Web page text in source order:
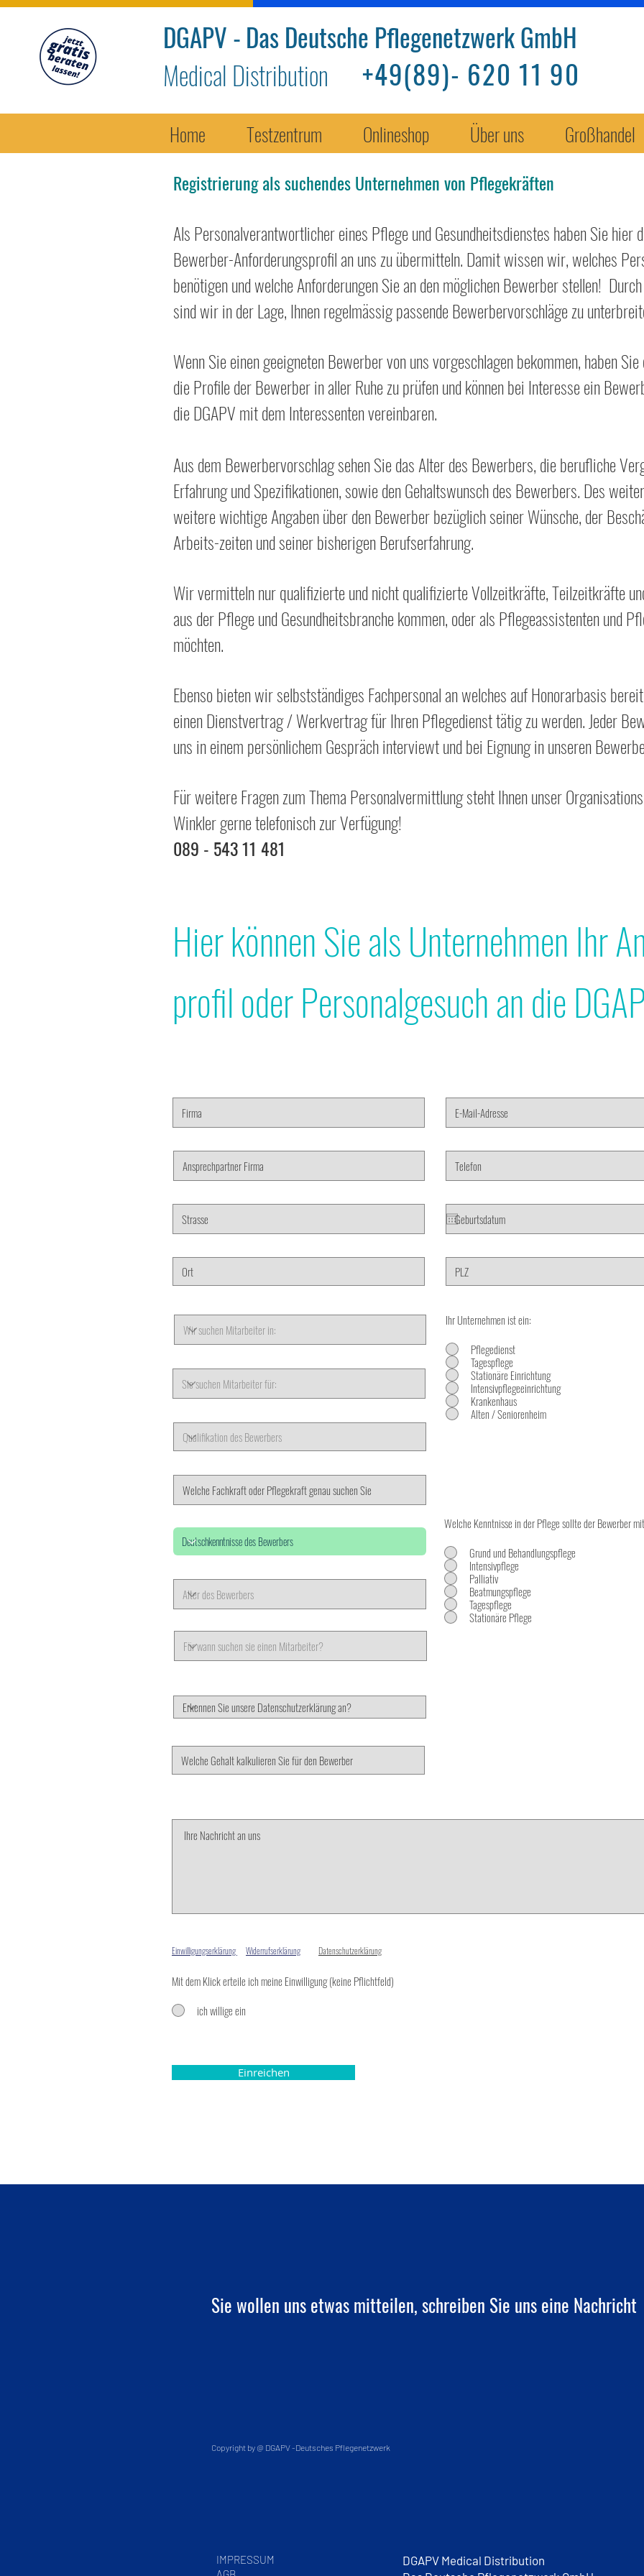
DGAPV -Das Deutsche Pflegenetzwerk GmbH
Medical Distribution
+49(89)- 620 11 90
Home Testzentrum Onlineshop Über uns Großhandel
Registrierung als suchendes Unternehmen von Pflegekräften
Als Personalverantwortlicher eines Pflege und Gesundheitsdienstes haben Sie hier
Bewerber-Anforderungsprofil an uns zu übermitteln. Damit wissen wir, welches
benötigen und welche Anforderungen Sie an den möglichen Bewerber stellen!
sind wir in der Lage,Ihnenregelmässig passende Bewerbervorschläge zu
Wenn Sie einen geeigneten Bewerber von uns vorgeschlagen bekommen, haben
die Profile der Bewerber in aller Ruhe zu prüfen und können bei Interesse ein
die DGAPV mit demInteressentenvereinbaren.
Aus dem Bewerbervorschlag sehen Sie das Alter des Bewerbers, die berufliche
Erfahrung und Spezifikationen, sowie denGehaltswunschdes Bewerbers. Des
weitere wichtige Angaben über den Bewerber bezüglich seiner Wünsche, der
Arbeits-zeiten und seiner bisherigen Berufserfahrung.
Wir vermitteln nur qualifizierte und nicht qualifizierte Vollzeitkräfte, Teilzeitkräfte
aus der Pflege und Gesundheitsbranche kommen, oder als Pflegeassistenten und
möchten.
Ebenso bieten wir selbstständiges Fachpersonal an welches auf Honorarbasis
einen Dienstvertrag /Werkvertragfür Ihren Pflegedienst tätig zu werden. Jeder
uns in einem persönlichem Gespräch interviewt und bei Eignung in unseren
Für weitere Fragen zum Thema Personalvermittlung steht Ihnen unser
Winkler gerne telefonisch zur Verfügung!
089 - 543 11 481
Hier können Sie als Unternehmen Ihr
profil oder Personalgesuch an die
Ihr Unternehmen ist ein:
Pflegedienst
Tagespflege
Stationäre Einrichtung
Intensivpflegeeinrichtung
Krankenhaus
Alten / Seniorenheim
Welche Kenntnisse in der Pflege sollte der Bewerber
Grund und Behandlungspflege
Intensivpflege
Palliativ
Beatmungspflege
Tagespflege
Stationäre Pflege
Einwilligungserklärung Widerrufserklärung Datenschutzerklärung
Mit dem Klick erteile ich meine Einwilligung (keine Pflichtfeld)
ich willige ein
Einreichen
Sie wollen uns etwas mitteilen, schreiben Sie uns eine Nachricht
Copyright by @ DGAPV -Deutsches Pflegenetzwerk
IMPRESSUM
DGAPV Medical Distribution